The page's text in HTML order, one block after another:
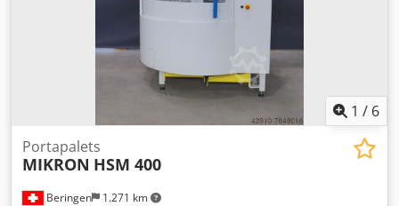
1 / 6
Beringen 1.271 km
Portapalets
MIKRON HSM 400